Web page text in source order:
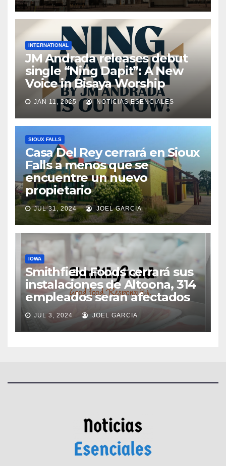
INTERNATIONAL
JM Andrada releases debut
single “Ning Dapit”: A New
Voice in Bisaya Worship
JAN 11, 2025 NOTICIAS ESENCIALES
SIOUX FALLS
Casa Del Rey cerrará en Sioux
Falls a menos que se
encuentre un nuevo
propietario
JUL 31, 2024 JOEL GARCIA
IOWA
Smithfield Foods cerrará sus
instalaciones de Altoona, 314
empleados seran afectados
JUL 3, 2024 JOEL GARCIA